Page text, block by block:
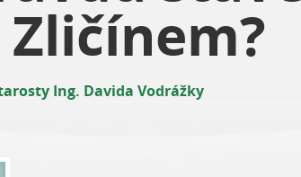
Ing. Davida Vodrážky